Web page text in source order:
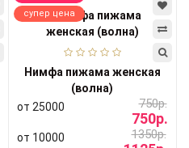
супер цена
Нимфа пижама женская
(волна)
от 25000
750р.
750р.
от 10000 1350р.